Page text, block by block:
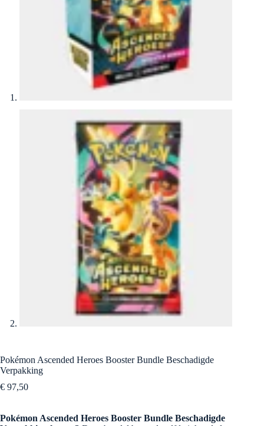
Pokémon Ascended Heroes Booster Bundle Beschadigde
Verpakking
€ 97,50
Pokémon Ascended Heroes Booster Bundle Beschadigde